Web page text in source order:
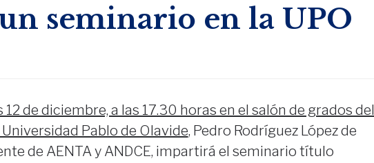
seminario en la UPO
12 de diciembre, a las 17.30 horas en el salón de grados del
Pablo de Olavide, Pedro Rodríguez López de
de AENTA y ANDCE, impartirá el seminario título